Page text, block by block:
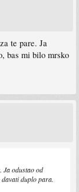
te pare. Ja
bas mi bilo mrsko
Ja odustao od
duplo para.